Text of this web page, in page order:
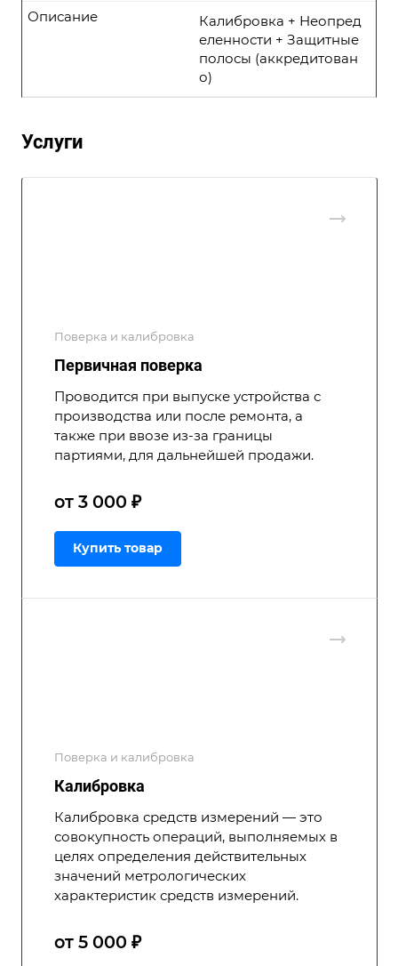
Калибровка + Неопред
еленности + Защитные
полосы (аккредитован
о)
Описание
Услуги
Поверка и калибровка
Первичная поверка
Проводится при выпуске устройства с
производства или после ремонта, а
также при ввозе из-за границы
партиями, для дальнейшей продажи.
от 3 000 ₽
Купить товар
Поверка и калибровка
Калибровка
Калибровка средств измерений — это
совокупность операций, выполняемых в
целях определения действительных
значений метрологических
характеристик средств измерений.
от 5 000 ₽